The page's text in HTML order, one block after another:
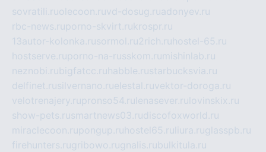
sovratili.ruolecoon.ruvd-dosug.ruadonyev.ru
rbc-news.ruporno-skvirt.rukrospr.ru
13autor-kolonka.rusormol.ru2rich.ru hostel-65.ru
hostserve.ruporno-na-russkom.ru mishinlab.ru
neznobi.rubigfatcc.ru habble.rustarbucksvia.ru
delfinet.rusilvernano.ruelestal.ruvektor-doroga.ru
velotrenajery.rupronso54.ru lenasever.ru lovinskix.ru
show-pets.rusmartnews03.rudiscofoxworld.ru
miraclecoon.rupongup.ru hostel65.ru liura.ruglasspb.ru
firehunters.rugribowo.rugnalis.rubulkitula.ru